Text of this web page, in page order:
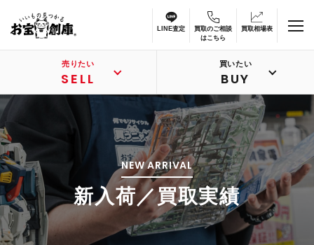
LINE査定
買取のご相談
はこちら
買取相場表
売りたい
SELL
買いたい
BUY
NEW ARRIVAL
新入荷／買取実績